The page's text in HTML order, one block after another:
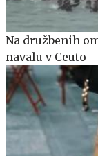
Na družbenih
navalu v Ceuto